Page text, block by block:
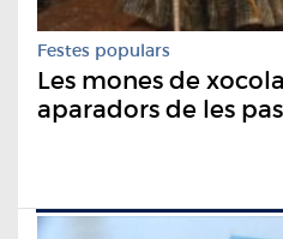
Festes populars
Les mones de
aparadors de les